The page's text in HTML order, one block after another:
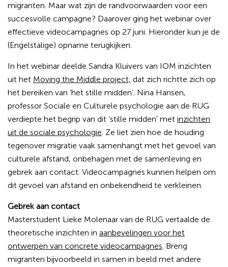
migranten. Maar wat zijn de randvoorwaarden voor een
succesvolle campagne? Daarover ging het webinar over
effectieve videocampagnes op 27 juni. Hieronder kun je de
(Engelstalige) opname terugkijken.
In het webinar deelde Sandra Kluivers van IOM inzichten
uit het Moving the Middle project, dat zich richtte zich op
het bereiken van ‘het stille midden’. Nina Hansen,
professor Sociale en Culturele psychologie aan de RUG
verdiepte het begrip van dit ‘stille midden’ met inzichten
uit de sociale psychologie. Ze liet zien hoe de houding
tegenover migratie vaak samenhangt met het gevoel van
culturele afstand, onbehagen met de samenleving en
gebrek aan contact. Videocampagnes kunnen helpen om
dit gevoel van afstand en onbekendheid te verkleinen.
Gebrek aan contact
Masterstudent Lieke Molenaar van de RUG vertaalde de
theoretische inzichten in aanbevelingen voor het
ontwerpen van concrete videocampagnes. Breng
migranten bijvoorbeeld in samen in beeld met andere